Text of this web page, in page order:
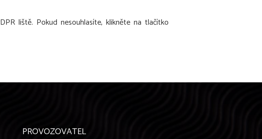
liště. Pokud nesouhlasíte, klikněte na tlačítko
PROVOZOVATEL